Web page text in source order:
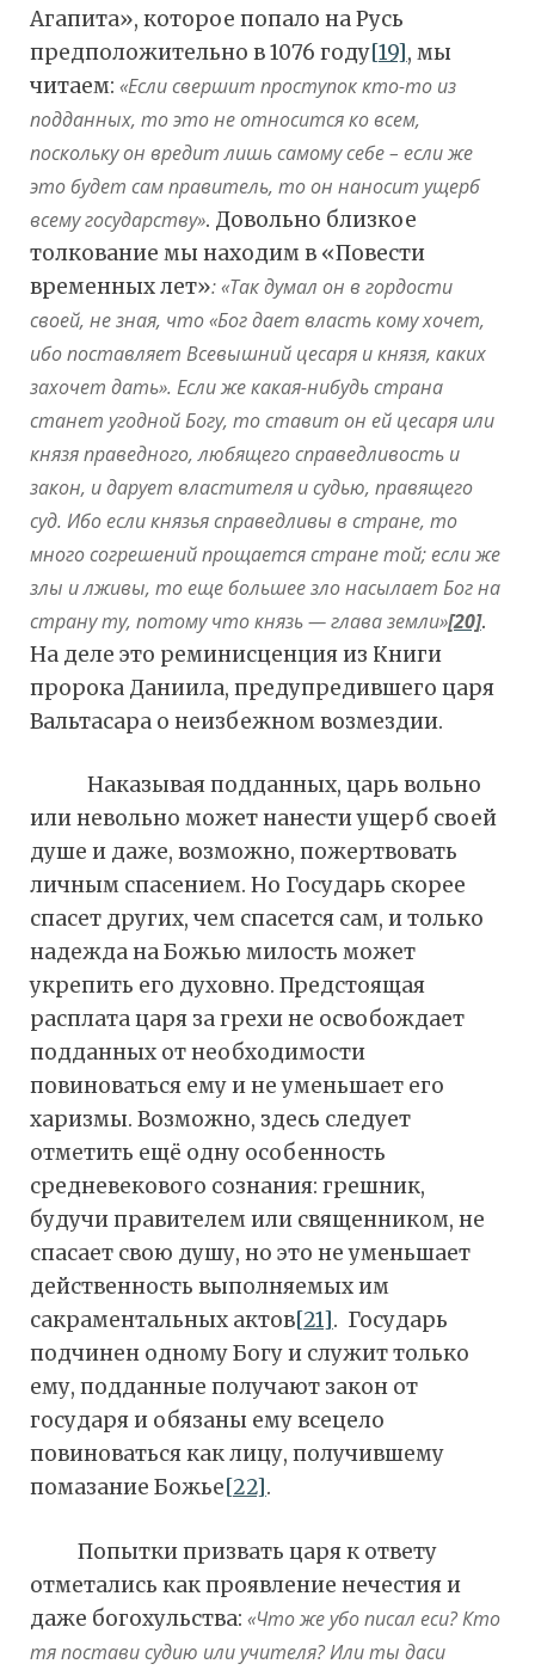
Агапита», которое попало на Русь
предположительно в 1076 году[19], мы
читаем: «Если свершит проступок кто-то из
подданных, то это не относится ко всем,
поскольку он вредит лишь самому себе – если же
это будет сам правитель, то он наносит ущерб
всему государству». Довольно близкое
толкование мы находим в «Повести
временных лет»:«Так думал он в гордости
своей, не зная, что «Бог дает власть кому хочет,
ибо поставляет Всевышний цесаря и князя, каких
захочет дать». Если же какая-нибудь страна
станет угодной Богу, то ставит он ей цесаря или
князя праведного, любящего справедливость и
закон, и дарует властителя и судью, правящего
суд. Ибо если князья справедливы в стране, то
много согрешений прощается стране той; если же
злы и лживы, то еще большее зло насылает Бог на
страну ту, потому что князь — глава земли»[20].
На деле это реминисценция из Книги
пророка Даниила, предупредившего царя
Вальтасара о неизбежном возмездии.
Наказывая подданных, царь вольно
или невольно может нанести ущерб своей
душе и даже, возможно, пожертвовать
личным спасением. Но Государь скорее
спасет других, чем спасется сам, и только
надежда на Божью милость может
укрепить его духовно. Предстоящая
расплата царя за грехи не освобождает
подданных от необходимости
повиноваться ему и не уменьшает его
харизмы. Возможно, здесь следует
отметить ещё одну особенность
средневекового сознания: грешник,
будучи правителем или священником, не
спасает свою душу, но это не уменьшает
действенность выполняемых им
сакраментальных актов[21]. Государь
подчинен одному Богу и служит только
ему, подданные получают закон от
государя и обязаны ему всецело
повиноваться как лицу, получившему
помазание Божье[22].
Попытки призвать царя к ответу
отметались как проявление нечестия и
даже богохульства: «Что же убо писал еси? Кто
тя постави судию или учителя?Или ты даси